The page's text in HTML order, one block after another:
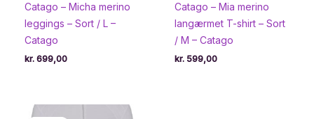
Catago – Micha merino
leggings – Sort / L –
Catago
kr. 699,00
Catago – Mia merino
langærmet T-shirt – Sort
/ M – Catago
kr. 599,00